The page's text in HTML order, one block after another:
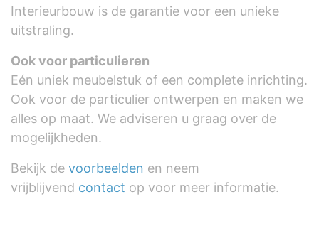
Interieurbouw is de garantie voor een unieke
uitstraling.
Ook voor particulieren
Eén uniek meubelstuk of een complete inrichting.
Ook voor de particulier ontwerpen en maken we
alles op maat. We adviseren u graag over de
mogelijkheden.
Bekijk de voorbeelden en neem
vrijblijvend contact op voor meer informatie.